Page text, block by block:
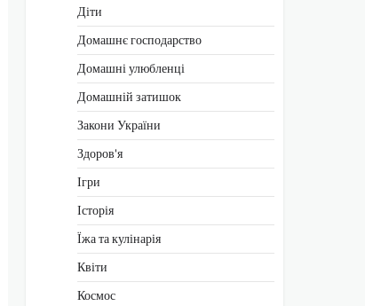
Діти
Домашнє господарство
Домашні улюбленці
Домашній затишок
Закони України
Здоров'я
Ігри
Історія
Їжа та кулінарія
Квіти
Космос